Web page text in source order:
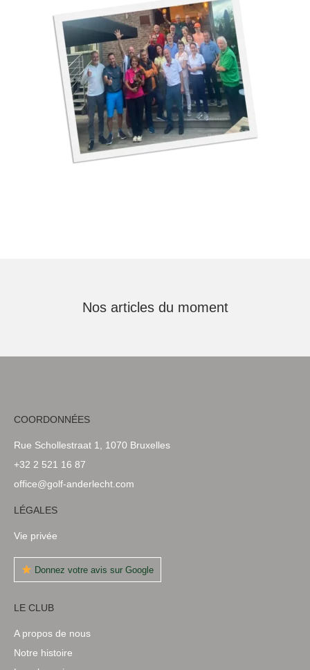
Nos articles du moment
COORDONNÉES
Rue Schollestraat 1, 1070 Bruxelles
+32 2 521 16 87
office@golf-anderlecht.com
LÉGALES
Vie privée
Donnez votre avis sur Google
LE CLUB
A propos de nous
Notre histoire